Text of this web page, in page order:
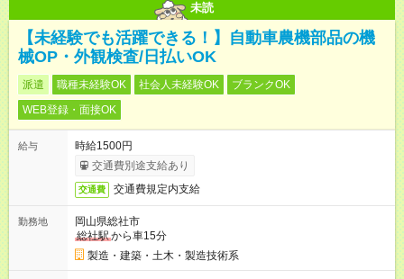
未読
【未経験でも活躍できる！】自動車農機部品の機
械OP・外観検査/日払いOK
派遣 職種未経験OK 社会人未経験OK
ブランクOK
WEB登録・面接OK
給与
時給1500円
交通費別途支給あり
交通費 交通費規定内支給
勤務地
岡山県総社市
総社駅から車15分
製造・建築・土木・製造技術系